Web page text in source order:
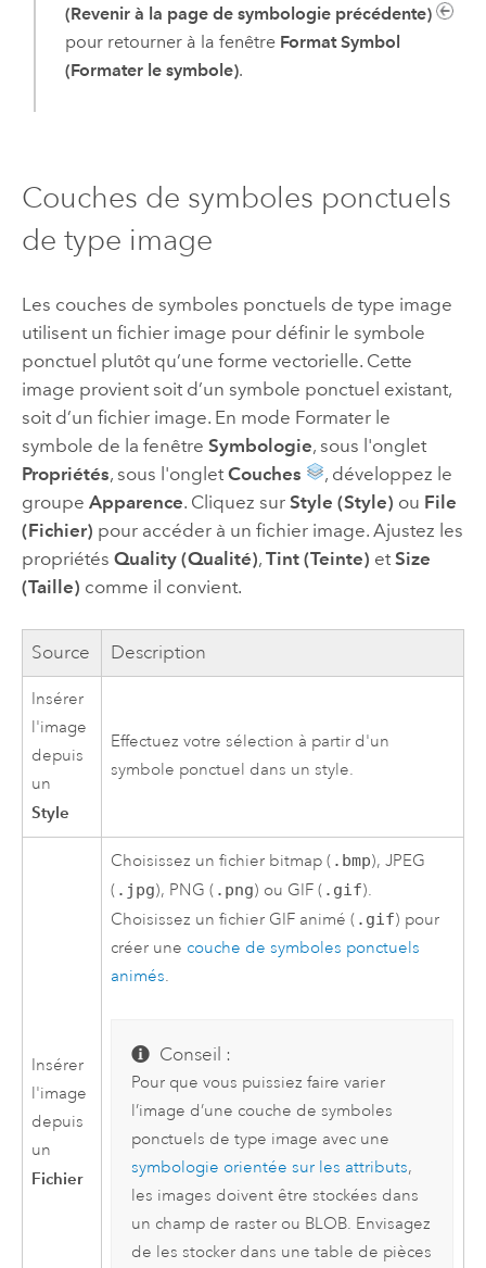
(Revenir à la page de symbologie précédente)
pour retourner à la fenêtre Format Symbol
(Formater le symbole).
Couches de symboles ponctuels
de type image
Les couches de symboles ponctuels de type image
utilisent un fichier image pour définir le symbole
ponctuel plutôt qu’une forme vectorielle. Cette
image provient soit d’un symbole ponctuel existant,
soit d’un fichier image. En mode Formater le
symbole de la fenêtre Symbologie, sous l'onglet
Propriétés, sous l'onglet Couches
, développez le
groupe Apparence. Cliquez sur Style (Style) ou File
(Fichier) pour accéder à un fichier image. Ajustez les
propriétés Quality (Qualité), Tint (Teinte) et Size
(Taille) comme il convient.
Source Description
Insérer
l'image
depuis
un
Style
Effectuez votre sélection à partir d'un
symbole ponctuel dans un style.
Insérer
l'image
depuis
un
Fichier
Choisissez un fichier bitmap ( .bmp), JPEG
( .jpg), PNG ( .png) ou GIF ( .gif).
Choisissez un fichier GIF animé ( .gif) pour
créer une couche de symboles ponctuels
animés.
Conseil :
Pour que vous puissiez faire varier
l’image d’une couche de symboles
ponctuels de type image avec une
symbologie orientée sur les attributs,
les images doivent être stockées dans
un champ de raster ou BLOB. Envisagez
de les stocker dans une table de pièces